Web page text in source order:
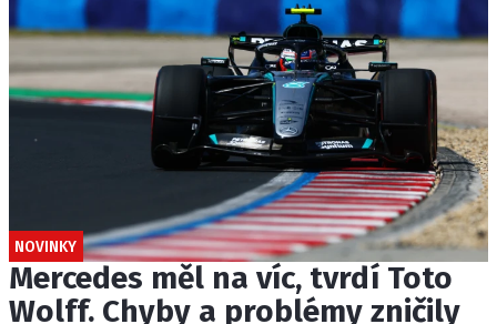
NOVINKY
Mercedes měl na víc, tvrdí Toto
Wolff. Chyby a problémy zničily